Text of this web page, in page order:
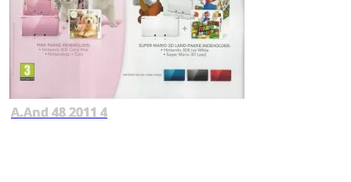
A.And 48 2011 4